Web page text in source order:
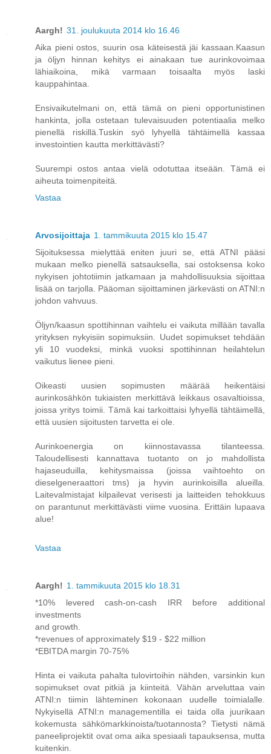
Aargh! 31. joulukuuta 2014 klo 16.46
Aika pieni ostos, suurin osa käteisestä jäi kassaan.Kaasun
ja öljyn hinnan kehitys ei ainakaan tue aurinkovoimaa
lähiaikoina, mikä varmaan toisaalta myös laski
kauppahintaa.
Ensivaikutelmani on, että tämä on pieni opportunistinen
hankinta, jolla ostetaan tulevaisuuden potentiaalia melko
pienellä riskillä.Tuskin syö lyhyellä tähtäimellä kassaa
investointien kautta merkittävästi?
Suurempi ostos antaa vielä odotuttaa itseään. Tämä ei
aiheuta toimenpiteitä.
Vastaa
Arvosijoittaja 1. tammikuuta 2015 klo 15.47
Sijoituksessa mielyttää eniten juuri se, että ATNI pääsi
mukaan melko pienellä satsauksella, sai ostoksensa koko
nykyisen johtotiimin jatkamaan ja mahdollisuuksia sijoittaa
lisää on tarjolla. Pääoman sijoittaminen järkevästi on ATNI:n
johdon vahvuus.
Öljyn/kaasun spottihinnan vaihtelu ei vaikuta millään tavalla
yrityksen nykyisiin sopimuksiin. Uudet sopimukset tehdään
yli 10 vuodeksi, minkä vuoksi spottihinnan heilahtelun
vaikutus lienee pieni.
Oikeasti uusien sopimusten määrää heikentäisi
aurinkosähkön tukiaisten merkittävä leikkaus osavaltioissa,
joissa yritys toimii. Tämä kai tarkoittaisi lyhyellä tähtäimellä,
että uusien sijoitusten tarvetta ei ole.
Aurinkoenergia on kiinnostavassa tilanteessa.
Taloudellisesti kannattava tuotanto on jo mahdollista
hajaseuduilla, kehitysmaissa (joissa vaihtoehto on
dieselgeneraattori tms) ja hyvin aurinkoisilla alueilla.
Laitevalmistajat kilpailevat verisesti ja laitteiden tehokkuus
on parantunut merkittävästi viime vuosina. Erittäin lupaava
alue!
Vastaa
Aargh! 1. tammikuuta 2015 klo 18.31
*10% levered cash-on-cash IRR before additional
investments
and growth.
*revenues of approximately $19 - $22 million
*EBITDA margin 70-75%
Hinta ei vaikuta pahalta tulovirtoihin nähden, varsinkin kun
sopimukset ovat pitkiä ja kiinteitä. Vähän arveluttaa vain
ATNI:n tiimin lähteminen kokonaan uudelle toimialalle.
Nykyisellä ATNI:n managementilla ei taida olla juurikaan
kokemusta sähkömarkkinoista/tuotannosta? Tietysti nämä
paneeliprojektit ovat oma aika spesiaali tapauksensa, mutta
kuitenkin.